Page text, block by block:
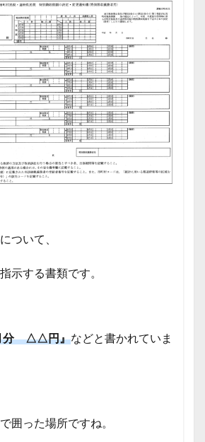
ついて、
示する書類です。
分 △△円』などと書かれていま
囲った場所ですね。